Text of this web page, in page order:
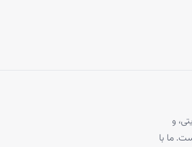
و
شماست. ما با